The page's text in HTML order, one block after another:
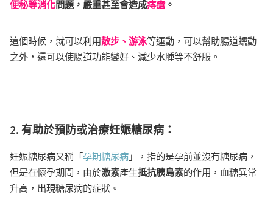
便秘等消化問題，嚴重甚至會造成痔瘡。
這個時候，就可以利用散步、游泳等運動，可以幫助腸道蠕動
之外，還可以使腸道功能變好、減少水腫等不舒服。
2. 有助於預防或治療妊娠糖尿病：
妊娠糖尿病又稱「孕期糖尿病 」，指的是孕前並沒有糖尿病，
但是在懷孕期間，由於激素產生抵抗胰島素的作用，血糖異常
升高，出現糖尿病的症狀。